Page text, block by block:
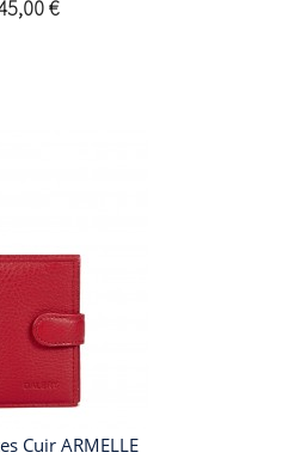
€
Cuir ARMELLE